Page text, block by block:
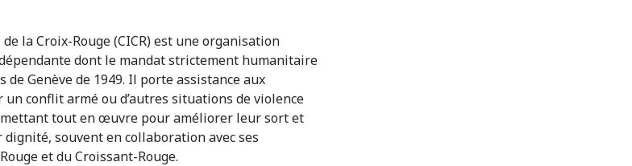
la Croix-Rouge (CICR) est une organisation
dont le mandat strictement humanitaire
de Genève de 1949. Il porte assistance aux
conflit armé ou d’autres situations de violence
tout en œuvre pour améliorer leur sort et
souvent en collaboration avec ses
et du Croissant-Rouge.